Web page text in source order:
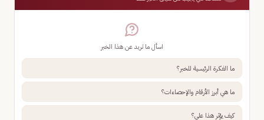
اسأل ما تريد عن هذا الخبر
ما الفكرة الرئيسية للخبر؟
ما هي أبرز الأرقام والإحصاءات؟
كيف يؤثر هذا علي؟